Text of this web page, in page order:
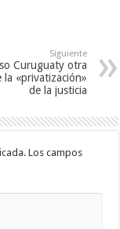
Siguiente
Curuguaty otra
la «privatización»
de la justicia
Los campos